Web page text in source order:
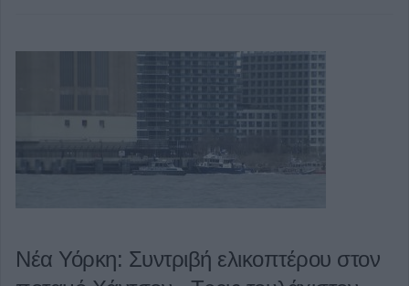
Νέα Υόρκη: Συντριβή ελικοπτέρου στον